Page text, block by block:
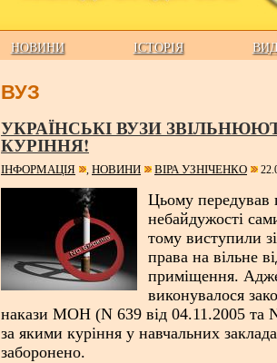
НОВИНИ ІСТОРІЯ
ВУЗ
УКРАЇНСЬКІ ВУЗИ
КУРІННЯ!
ІНФОРМАЦІЯ , НОВИНИ ВІРА УЗНІЧЕНКО
Цьому передував
небайдужості
тому виступили
права на вільне
приміщення.
виконувалося
накази МОН (N 639 від 04.11.2005 та
за якими куріння у навчальних
заборонено.